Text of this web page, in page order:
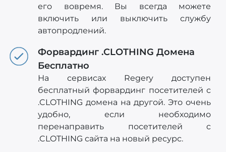
его вовремя. Вы всегда можете
включить или выключить службу
автопродлений.
Форвардинг .CLOTHING Домена
Бесплатно
На сервисах Regery доступен
бесплатный форвардинг посетителей с
.CLOTHING домена на другой. Это очень
удобно, если необходимо
перенаправить посетителей c
.CLOTHING сайта на новый ресурс.